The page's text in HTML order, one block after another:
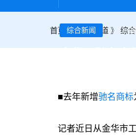
首页 》综合频道 》 综
综合新闻
■去年新增驰名商标
记者近日从金华市